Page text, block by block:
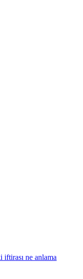
ne anlama